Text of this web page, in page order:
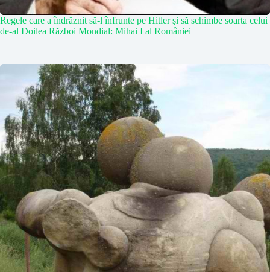
Regele care a îndrăznit să-l înfrunte pe Hitler şi să schimbe soarta celui
de-al Doilea Război Mondial: Mihai I al României